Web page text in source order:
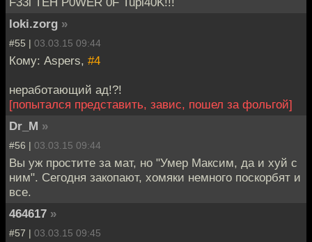
loki.zorg »
#55 | 03.03.15 09:44
Кому: Aspers, #4
неработающий ад!?!
[попытался представить, завис, пошел за фольгой]
Dr_M »
#56 | 03.03.15 09:44
Вы уж простите за мат, но "Умер Максим, да и хуй с
ним". Сегодня закопают, хомяки немного поскорбят и
все.
464617 »
#57 | 03.03.15 09:45